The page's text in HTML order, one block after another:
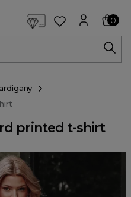
0
printed t-shirt